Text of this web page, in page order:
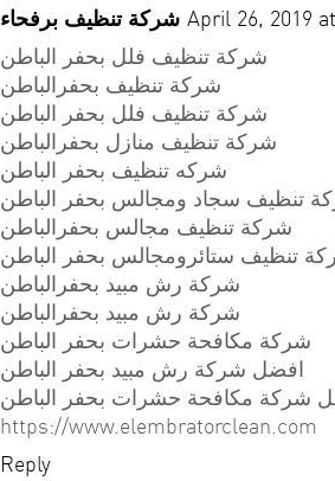
شركة تنظيف برفحاء April 26, 2019
شركة تنظيف فلل بحفر الباطن
شركة تنظيف بحفرالباطن
شركة تنظيف فلل بحفر الباطن
شركة تنظيف منازل بحفرالباطن
شركه تنظيف بحفر الباطن
تنظيف سجاد ومجالس بحفر الباطن
شركة تنظيف مجالس بحفرالباطن
تنظيف ستائرومجالس بحفر الباطن
شركة رش مبيد بحفرالباطن
شركة رش مبيد بحفرالباطن
شركة مكافحة حشرات بحفر الباطن
افضل شركة رش مبيد بحفر الباطن
شركة مكافحة حشرات بحفر الباطن
https://www.elembratorclean.com
Reply